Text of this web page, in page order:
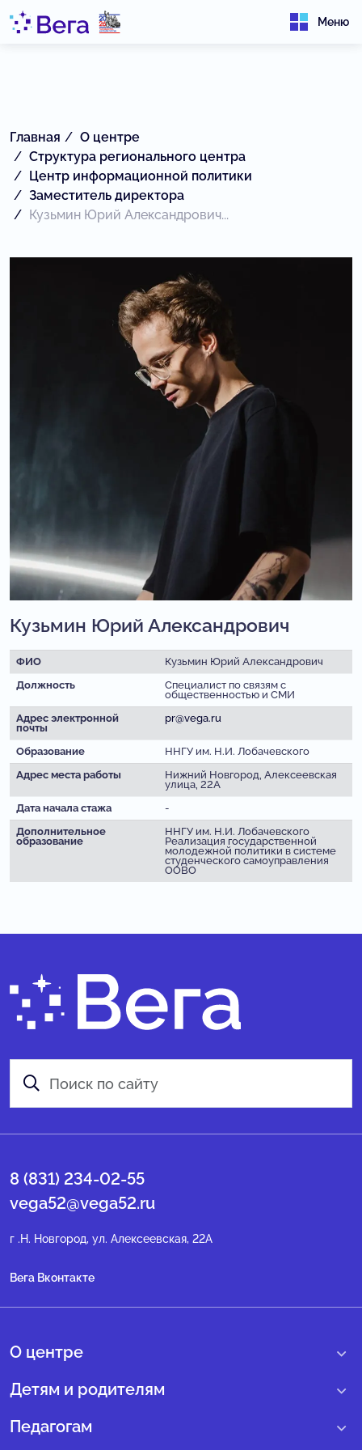
Меню
Главная
О центре
Структура регионального центра
Центр информационной политики
Заместитель директора
Кузьмин Юрий Александрович...
Кузьмин Юрий Александрович
ФИО
Кузьмин Юрий Александрович
Должность
Специалист по связям с
общественностью и СМИ
Адрес электронной
почты
pr@vega.ru
Образование
ННГУ им. Н.И. Лобачевского
Адрес места работы
Нижний Новгород, Алексеевская
улица, 22А
Дата начала стажа
-
Дополнительное
образование
ННГУ им. Н.И. Лобачевского
Реализация государственной
молодежной политики в системе
студенческого самоуправления
ООВО
8 (831) 234-02-55
vega52@vega52.ru
г .Н. Новгород, ул. Алексеевская, 22А
Вега Вконтакте
О центре
О нас
Структура регионального центра
Детям и родителям
Учебные интенсивные сборы
Педагогам